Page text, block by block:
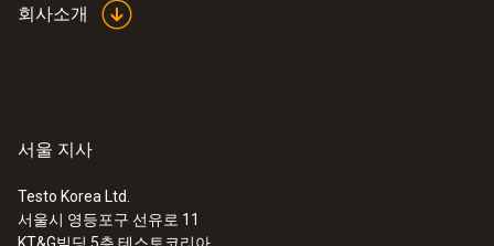
케이블 길이
2 m
:0572 1762
회사소개
서울 지사
Testo Korea Ltd.
서울시 영등포구 선유로 11